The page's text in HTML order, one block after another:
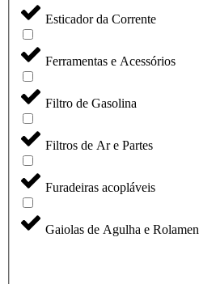
Esticador da Corrente
Ferramentas e Acessórios
Filtro de Gasolina
Filtros de Ar e Partes
Furadeiras acopláveis
Gaiolas de Agulha e